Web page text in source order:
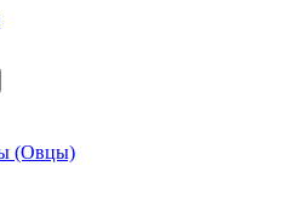
(Овцы)